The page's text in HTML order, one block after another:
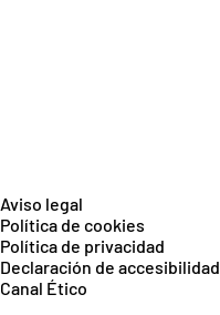
Aviso legal
Política de cookies
Política de privacidad
Declaración de accesibilidad
Canal Ético